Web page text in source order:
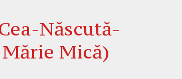
Născută-
Mică)